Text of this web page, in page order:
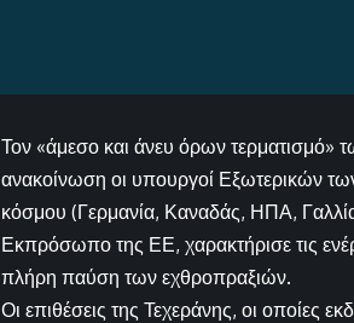
Τον «άμεσο και άνευ όρων τερματισμό»
ανακοίνωση οι υπουργοί Εξωτερικών
κόσμου (Γερμανία, Καναδάς, ΗΠΑ,
Εκπρόσωπο της ΕΕ, χαρακτήρισε τις
πλήρη παύση των εχθροπραξιών.
Οι επιθέσεις της Τεχεράνης, οι οποίες